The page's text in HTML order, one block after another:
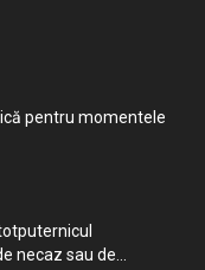
pentru momentele
necaz sau de...